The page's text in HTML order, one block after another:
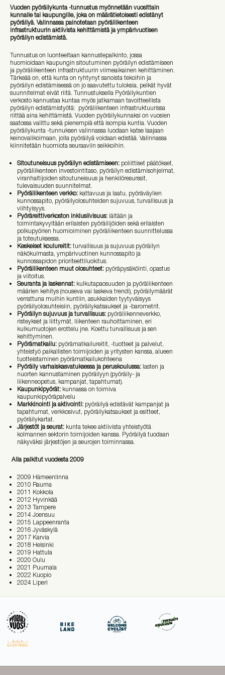
Vuoden pyöräilykunta -tunnustus myönnetään vuosittain
kunnalle tai kaupungille, joka on määrätietoisesti edistänyt
pyöräilyä. Valinnassa painotetaan pyöräliikenteen
infrastruktuurin aktiivista kehittämistä ja ympärivuotisen
pyöräilyn edistämistä.
Tunnustus on luonteeltaan kannustepalkinto, jossa
huomioidaan kaupungin sitoutuminen pyöräilyn edistämiseen
ja pyöräliikenteen infrastruktuurin viimeaikainen kehittäminen.
Tärkeää on, että kunta on ryhtynyt sanoista tekoihin ja
pyöräilyn edistämisessä on jo saavutettu tuloksia, pelkät hyvät
suunnitelmat eivät riitä. Tunnustuksella Pyöräilykuntien
verkosto kannustaa kuntaa myös jatkamaan tavoitteellista
pyöräilyn edistämistyötä: pyöräliikenteen infrastruktuurissa
riittää aina kehittämistä. Vuoden pyöräilykunnaksi on vuosien
saatossa valittu sekä pienempiä että isompia kuntia. Vuoden
pyöräilykunta -tunnuksen valinnassa luodaan katse laajaan
keinovalikoimaan, jolla pyöräilyä voidaan edistää. Valinnassa
kiinnitetään huomiota seuraaviin seikkoihin.
Sitoutuneisuus pyöräilyn edistämiseen: poliittiset päätökset,
pyöräliikenteen investointitaso, pyöräilyn edistämisohjelmat,
viranhaltijoiden sitoutuneisuus ja henkilöresurssit,
tulevaisuuden suunnitelmat.
Pyöräliikenteen verkko: kattavuus ja laatu, pyöräväylien
kunnossapito, pyöräilyolosuhteiden sujuvuus, turvallisuus ja
viihtyisyys.
Pyöräreittiverkoston inklusiivisuus: iältään ja
toimintakyvyltään erilaisten pyöräilijöiden sekä erilaisten
polkupyörien huomioiminen pyöräliikenteen suunnittelussa
ja toteutuksessa.
Keskeiset koulureitit:turvallisuus ja sujuvuus pyöräilyn
näkökulmasta, ympärivuotinen kunnossapito ja
kunnossapidon prioriteettiluokitus.
Pyöräliikenteen muut olosuhteet: pyöräpysäköinti, opastus
ja viitoitus.
Seuranta ja laskennat: kulkutapaosuuden ja pyöräliikenteen
määrien kehitys (nouseva vai laskeva trendi), pyöräilymäärät
verrattuna muihin kuntiin, asukkaiden tyytyväisyys
pyöräilyolosuhteisiin, pyöräilykatsaukset ja -barometrit.
Pyöräilyn sujuvuus ja turvallisuus: pyöräliikenneverkko,
risteykset ja liittymät, liikenteen rauhoittaminen, eri
kulkumuotojen erottelu jne. Koettu turvallisuus ja sen
kehittyminen.
Pyörämatkailu: pyörämatkailureitit, -tuotteet ja palvelut,
yhteistyö paikallisten toimijoiden ja yritysten kanssa, alueen
tuotteistaminen pyörämatkailukohteena
Pyöräily varhaiskasvatuksessa ja peruskoulussa: lasten ja
nuorten kannustaminen pyöräilyyn (pyöräily- ja
liikenneopetus, kampanjat, tapahtumat).
Kaupunkipyörät: kunnassa on toimiva
kaupunkipyöräpalvelu
Markkinointi ja aktivointi: pyöräilyä edistävät kampanjat ja
tapahtumat, verkkosivut, pyöräilykatsaukset ja esitteet,
pyöräilykartat.
Järjestöt ja seurat: kunta tekee aktiivista yhteistyötä
kolmannen sektorin toimijoiden kanssa. Pyöräilyä tuodaan
näkyväksi järjestöjen ja seurojen toiminnassa.
Alla palkitut vuodesta 2009
2009 Hämeenlinna
2010 Rauma
2011 Kokkola
2012 Hyvinkää
2013 Tampere
2014 Joensuu
2015 Lappeenranta
2016 Jyväskylä
2017 Karvia
2018 Helsinki
2019 Hattula
2020 Oulu
2021 Puumala
2022 Kuopio
2024 Liperi